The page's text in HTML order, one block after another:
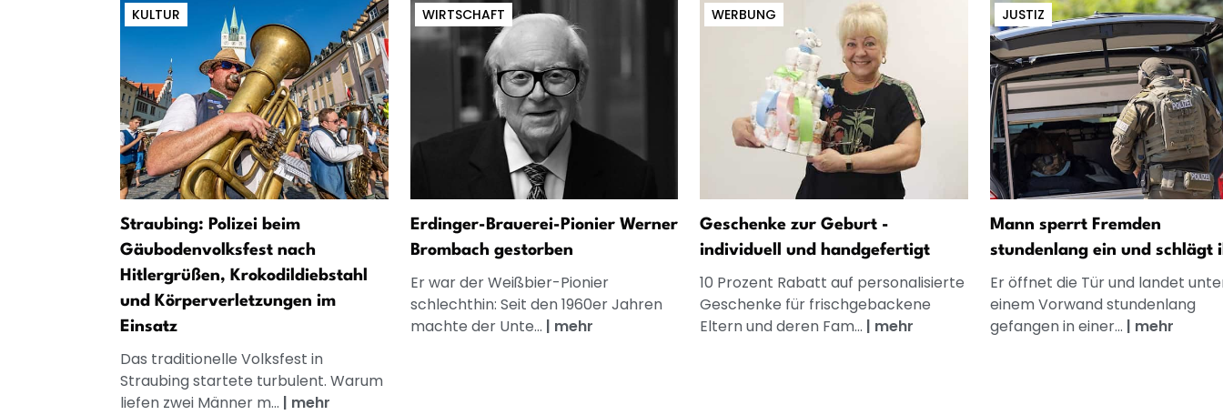
KULTUR
Straubing: Polizei beim
Gäubodenvolksfest nach
Hitlergrüßen, Krokodildiebstahl
und Körperverletzungen im
Einsatz
Das traditionelle Volksfest in
Straubing startete turbulent. Warum
liefen zwei Männer m... | mehr
WIRTSCHAFT
Erdinger-Brauerei-Pionier Werner
Brombach gestorben
Er war der Weißbier-Pionier
schlechthin: Seit den 1960er Jahren
machte der Unte... | mehr
WERBUNG
Geschenke zur Geburt -
individuell und handgefertigt
10 Prozent Rabatt auf personalisierte
Geschenke für frischgebackene
Eltern und deren Fam... | mehr
JUSTIZ
Mann sperrt Fremden
stundenlang ein und schlägt
Er öffnet die Tür und landet
einem Vorwand stundenlang
gefangen in einer... | mehr